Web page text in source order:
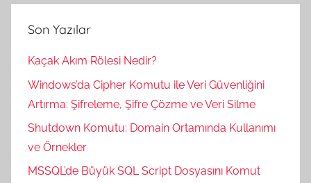
Son Yazılar
Kaçak Akım Rölesi Nedir?
Windows’da Cipher Komutu ile Veri Güvenliğini
Artırma: Şifreleme, Şifre Çözme ve Veri Silme
Shutdown Komutu: Domain Ortamında Kullanımı
ve Örnekler
MSSQL’de Büyük SQL Script Dosyasını Komut